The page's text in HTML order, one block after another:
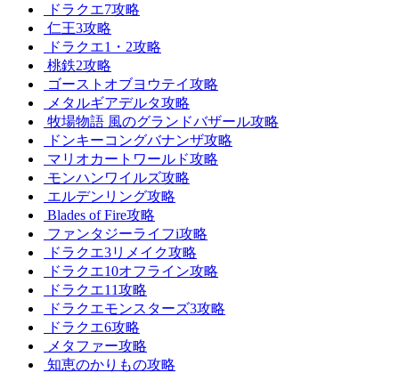
ドラクエ7攻略
仁王3攻略
ドラクエ1・2攻略
桃鉄2攻略
ゴーストオブヨウテイ攻略
メタルギアデルタ攻略
牧場物語 風のグランドバザール攻略
ドンキーコングバナンザ攻略
マリオカートワールド攻略
モンハンワイルズ攻略
エルデンリング攻略
Blades of Fire攻略
ファンタジーライフi攻略
ドラクエ3リメイク攻略
ドラクエ10オフライン攻略
ドラクエ11攻略
ドラクエモンスターズ3攻略
ドラクエ6攻略
メタファー攻略
知恵のかりもの攻略